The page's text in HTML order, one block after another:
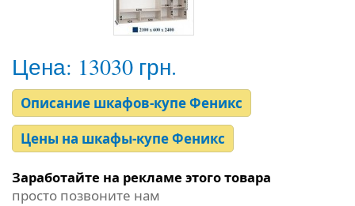
Цена: 13030 грн.
Описание шкафов-купе Феникс
Цены на шкафы-купе Феникс
Заработайте на рекламе этого товара
просто позвоните нам